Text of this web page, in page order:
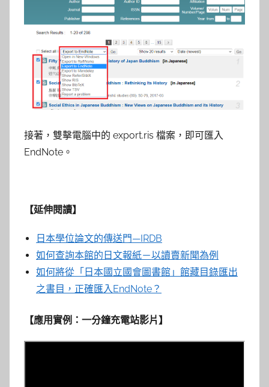
接著，雙擊電腦中的 export.ris 檔案，即可匯入
EndNote。
【延伸閱讀】
日本學位論文的傳送門—IRDB
如何查詢本館的日文報紙－以讀賣新聞為例
如何將從「日本國立國會圖書館」館藏目錄匯出
之書目，正確匯入EndNote？
【應用實例：一分鐘充電站影片】